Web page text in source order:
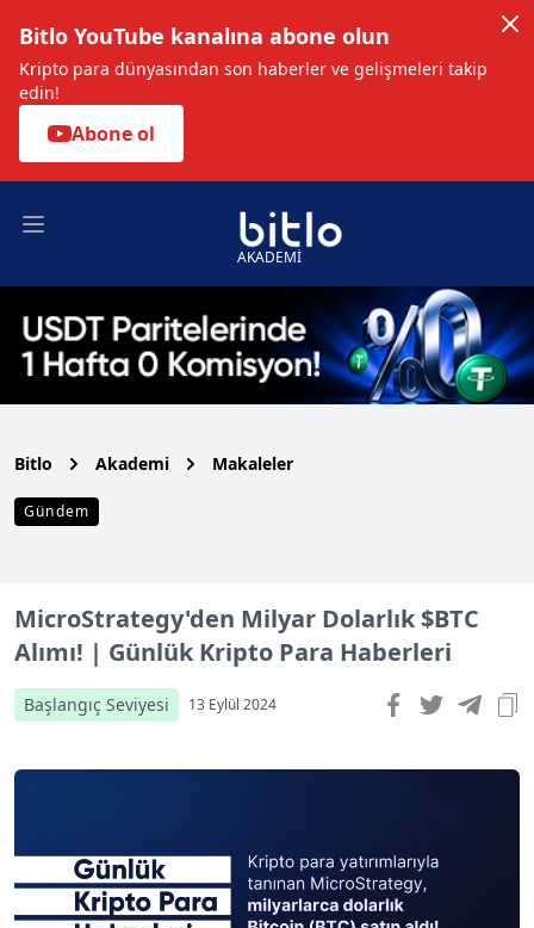
Bitlo YouTube kanalına abone olun
Kripto para dünyasından son haberler ve gelişmeleri takip
edin!
Abone ol
Open main menu
AKADEMİ
Bitlo Akademi Makaleler
Gündem
MicroStrategy'den Milyar Dolarlık $BTC
Alımı! | Günlük Kripto Para Haberleri
Başlangıç Seviyesi 13 Eylül 2024